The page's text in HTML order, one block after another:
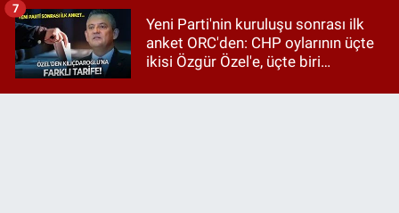
Yeni Parti'nin kuruluşu sonrası ilk
anket ORC'den: CHP oylarının üçte
ikisi Özgür Özel'e, üçte biri
7